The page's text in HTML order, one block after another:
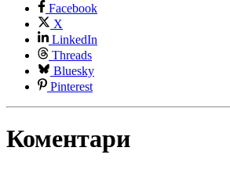
Facebook
X
LinkedIn
Threads
Bluesky
Pinterest
Коментари